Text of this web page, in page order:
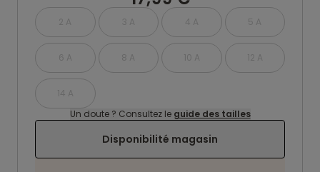
2 A 3 A 4 A 5 A
6 A 8 A 10 A 12 A
14 A
Un doute ? Consultez le guide des tailles
Disponibilité magasin